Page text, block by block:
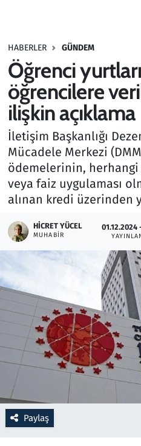
HABERLER GÜNDEM
Öğrenci
öğrencilere
ilişkin açıklama
İletişim Başkanlığı
Mücadele Merkezi
ödemelerinin, herhangi
veya faiz uygulaması
alınan kredi üzerinden
HICRET YÜCEL
MUHABIR
01.12.2024
Paylaş
Haber
Kültür Sanat
Kurumsal Haberler
Lezzet Durağı
Memur ve Kamu
Otomobil
Oyun
Ramazan
Resmi İlanlar
Rüya Tabirleri
Sağlık
Savunma Sanayi
Seçim 2023